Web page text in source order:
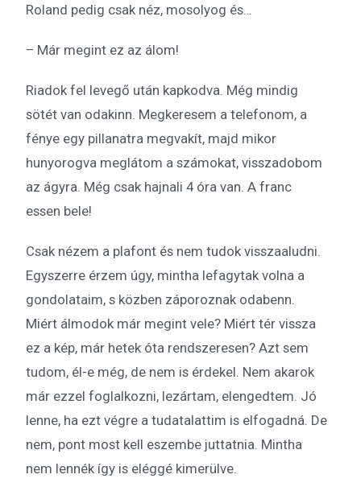
Roland pedig csak néz, mosolyog és…
– Már megint ez az álom!
Riadok fel levegő után kapkodva. Még mindig
sötét van odakinn. Megkeresem a telefonom, a
fénye egy pillanatra megvakít, majd mikor
hunyorogva meglátom a számokat, visszadobom
az ágyra. Még csak hajnali 4 óra van. A franc
essen bele!
Csak nézem a plafont és nem tudok visszaaludni.
Egyszerre érzem úgy, mintha lefagytak volna a
gondolataim, s közben záporoznak odabenn.
Miért álmodok már megint vele? Miért tér vissza
ez a kép, már hetek óta rendszeresen? Azt sem
tudom, él-e még, de nem is érdekel. Nem akarok
már ezzel foglalkozni, lezártam, elengedtem. Jó
lenne, ha ezt végre a tudatalattim is elfogadná. De
nem, pont most kell eszembe juttatnia. Mintha
nem lennék így is eléggé kimerülve.